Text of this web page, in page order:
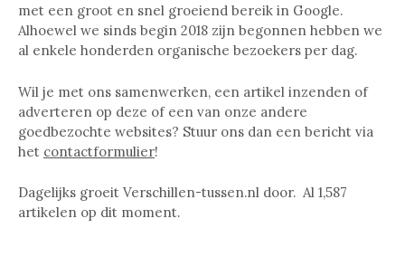
met een groot en snel groeiend bereik in Google.
Alhoewel we sinds begin 2018 zijn begonnen hebben we
al enkele honderden organische bezoekers per dag.
Wil je met ons samenwerken, een artikel inzenden of
adverteren op deze of een van onze andere
goedbezochte websites? Stuur ons dan een bericht via
het contactformulier!
Dagelijks groeit Verschillen-tussen.nl door. Al 1,587
artikelen op dit moment.